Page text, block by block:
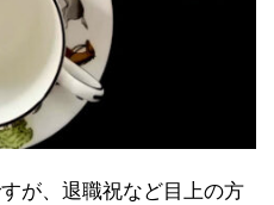
が、退職祝など目上の方